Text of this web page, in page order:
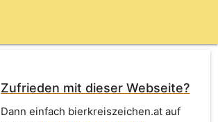
Zufrieden mit dieser Webseite?
Dann einfach bierkreiszeichen.at auf